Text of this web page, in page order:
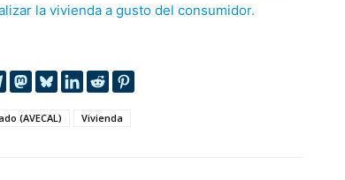
la vivienda a gusto del consumidor.
(AVECAL) Vivienda